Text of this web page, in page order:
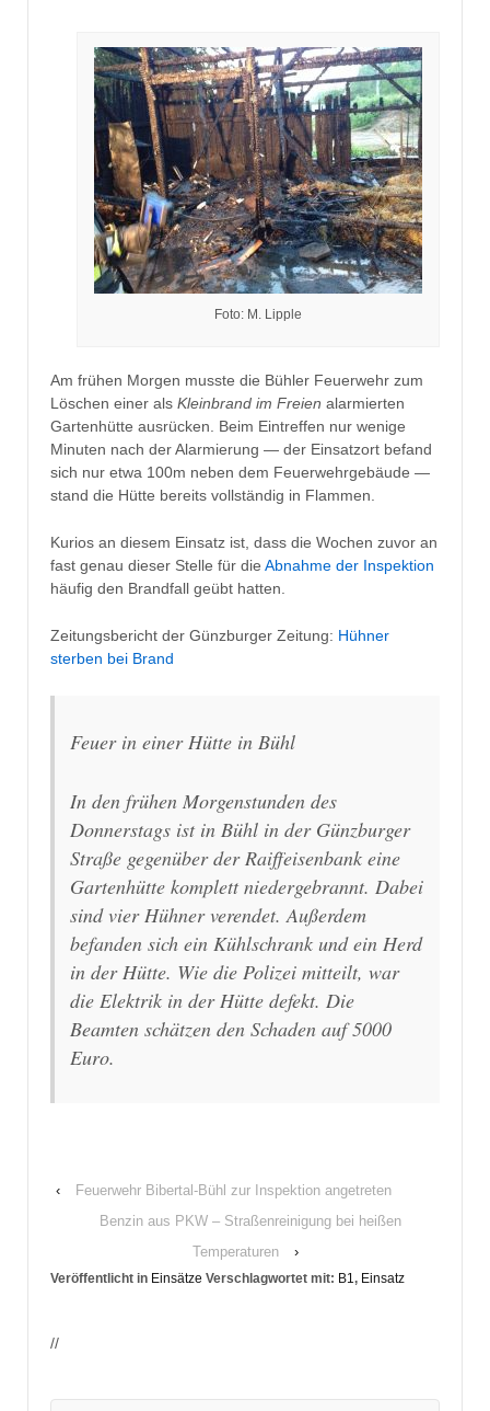
Foto: M. Lipple
Am frühen Morgen musste die Bühler Feuerwehr zum
Löschen einer als Kleinbrand im Freien alarmierten
Gartenhütte ausrücken. Beim Eintreffen nur wenige
Minuten nach der Alarmierung — der Einsatzort befand
sich nur etwa 100m neben dem Feuerwehrgebäude —
stand die Hütte bereits vollständig in Flammen.
Kurios an diesem Einsatz ist, dass die Wochen zuvor an
fast genau dieser Stelle für die Abnahme der Inspektion
häufig den Brandfall geübt hatten.
Zeitungsbericht der Günzburger Zeitung: Hühner
sterben bei Brand
Feuer in einer Hütte in Bühl
In den frühen Morgenstunden des
Donnerstags ist in Bühl in der Günzburger
Straße gegenüber der Raiffeisenbank eine
Gartenhütte komplett niedergebrannt. Dabei
sind vier Hühner verendet. Außerdem
befanden sich ein Kühlschrank und ein Herd
in der Hütte. Wie die Polizei mitteilt, war
die Elektrik in der Hütte defekt. Die
Beamten schätzen den Schaden auf 5000
Euro.
‹
Feuerwehr Bibertal-Bühl zur Inspektion angetreten
Benzin aus PKW – Straßenreinigung bei heißen
Temperaturen
›
Veröffentlicht in Einsätze Verschlagwortet mit: B1, Einsatz
//